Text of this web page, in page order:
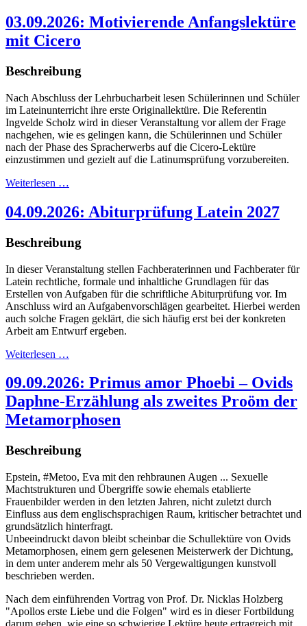
03.09.2026: Motivierende Anfangslektüre
mit Cicero
Beschreibung
Nach Abschluss der Lehrbucharbeit lesen Schülerinnen und Schüler
im Lateinunterricht ihre erste Originallektüre. Die Referentin
Ingvelde Scholz wird in dieser Veranstaltung vor allem der Frage
nachgehen, wie es gelingen kann, die Schülerinnen und Schüler
nach der Phase des Spracherwerbs auf die Cicero-Lektüre
einzustimmen und gezielt auf die Latinumsprüfung vorzubereiten.
Weiterlesen …
04.09.2026: Abiturprüfung Latein 2027
Beschreibung
In dieser Veranstaltung stellen Fachberaterinnen und Fachberater für
Latein rechtliche, formale und inhaltliche Grundlagen für das
Erstellen von Aufgaben für die schriftliche Abiturprüfung vor. Im
Anschluss wird an Aufgabenvorschlägen gearbeitet. Hierbei werden
auch solche Fragen geklärt, die sich häufig erst bei der konkreten
Arbeit am Entwurf ergeben.
Weiterlesen …
09.09.2026: Primus amor Phoebi – Ovids
Daphne-Erzählung als zweites Proöm der
Metamorphosen
Beschreibung
Epstein, #Metoo, Eva mit den rehbraunen Augen ... Sexuelle
Machtstrukturen und Übergriffe sowie ehemals etablierte
Frauenbilder werden in den letzten Jahren, nicht zuletzt durch
Einfluss aus dem englischsprachigen Raum, kritischer betrachtet und
grundsätzlich hinterfragt.
Unbeeindruckt davon bleibt scheinbar die Schullektüre von Ovids
Metamorphosen, einem gern gelesenen Meisterwerk der Dichtung,
in dem unter anderem mehr als 50 Vergewaltigungen kunstvoll
beschrieben werden.
Nach dem einführenden Vortrag von Prof. Dr. Nicklas Holzberg
"Apollos erste Liebe und die Folgen" wird es in dieser Fortbildung
darum gehen, wie eine so schwierige Lektüre heute ertragreich mit